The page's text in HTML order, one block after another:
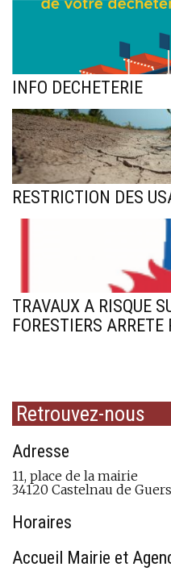
INFO DECHETERIE
RESTRICTION DES
TRAVAUX A RISQUE
FORESTIERS ARRETE
Retrouvez-nous
Adresse
11, place de la mairie
34120 Castelnau de Guers
Horaires
Accueil Mairie et